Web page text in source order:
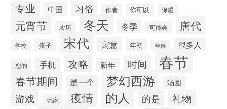
专业 中国 习俗 作者 你可以 保暖
元宵节 农历 冬天 冬季 可能会 唐代
学校 孩子 宋代 寓意 年初 年龄 很多人
您的 手机 攻略 新年 时间 春节
春节期间 是一个 梦幻西游 汤圆
游戏 玩家 疫情 的人 的是 礼物